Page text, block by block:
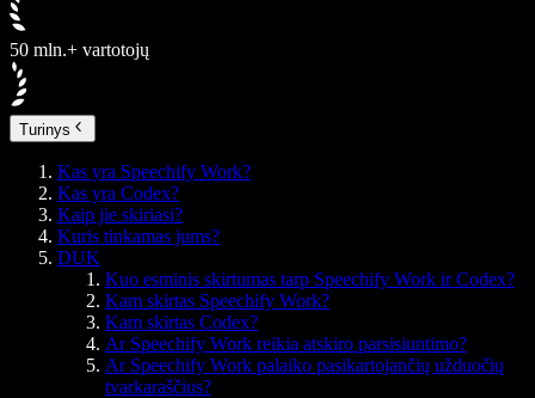
50 mln.+ vartotojų
Turinys
Kas yra Speechify Work?
Kas yra Codex?
Kaip jie skiriasi?
Kuris tinkamas jums?
DUK
Kuo esminis skirtumas tarp Speechify Work ir Codex?
Kam skirtas Speechify Work?
Kam skirtas Codex?
Ar Speechify Work reikia atskiro parsisiuntimo?
Ar Speechify Work palaiko pasikartojančių užduočių
tvarkaraščius?